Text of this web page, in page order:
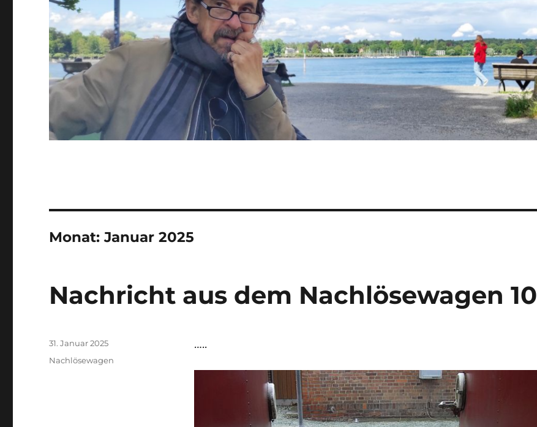
Monat:Januar 2025
Nachricht aus dem Nachlösewagen 10
…..
Veröffentlicht
31. Januar 2025
Kategorien
Nachlösewagen